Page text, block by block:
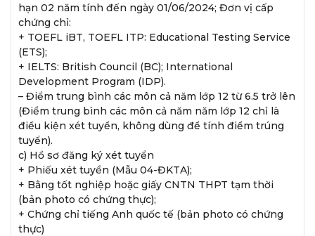
hạn 02 năm tính đến ngày 01/06/2024; Đơn vị cấp
chứng chỉ:
+ TOEFL iBT, TOEFL ITP: Educational Testing Service
(ETS);
+ IELTS: British Council (BC); International
Development Program (IDP).
– Điểm trung bình các môn cả năm lớp 12 từ 6.5 trở lên
(Điểm trung bình các môn cả năm năm lớp 12 chỉ là
điều kiện xét tuyển, không dùng để tính điểm trúng
tuyển).
c) Hồ sơ đăng ký xét tuyển
+ Phiếu xét tuyển (Mẫu 04-ĐKTA);
+ Bằng tốt nghiệp hoặc giấy CNTN THPT tạm thời
(bản photo có chứng thực);
+ Chứng chỉ tiếng Anh quốc tế (bản photo có chứng
thực)